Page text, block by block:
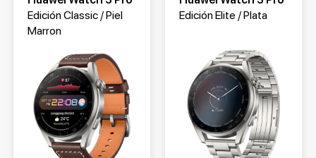
Edición Classic / Piel
Marron
Edición Elite / Plata